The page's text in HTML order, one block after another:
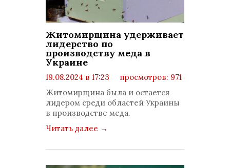
Житомирщина удерживает
лидерство по
производству меда в
Украине
19.08.2024 в 17:23
просмотров: 971
комментариев: 0
Житомирщина была и остается
лидером среди областей Украины
в производстве меда.
Читать далее →